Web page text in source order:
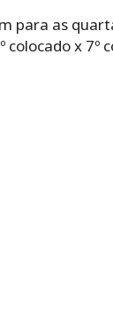
para as
x 7º